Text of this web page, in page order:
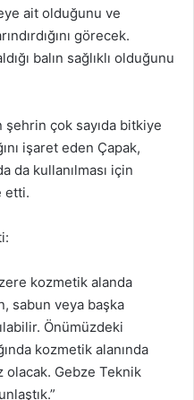
ait olduğunu ve
görecek.
balın sağlıklı olduğunu
şehrin çok sayıda bitkiye
işaret eden Çapak,
da kullanılması için
etti.
kozmetik alanda
sabun veya başka
Önümüzdeki
kozmetik alanında
olacak. Gebze Teknik